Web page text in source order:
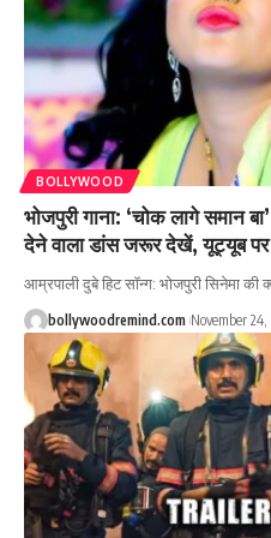
BOLLYWOOD
भोजपुरी गाना: ‘चोक लागे समान
देने वाला डांस जरूर देखें, यूट्यूब
आम्रपाली दुबे हिट सॉन्ग: भोजपुरी सिनेमा
bollywoodremind.com November